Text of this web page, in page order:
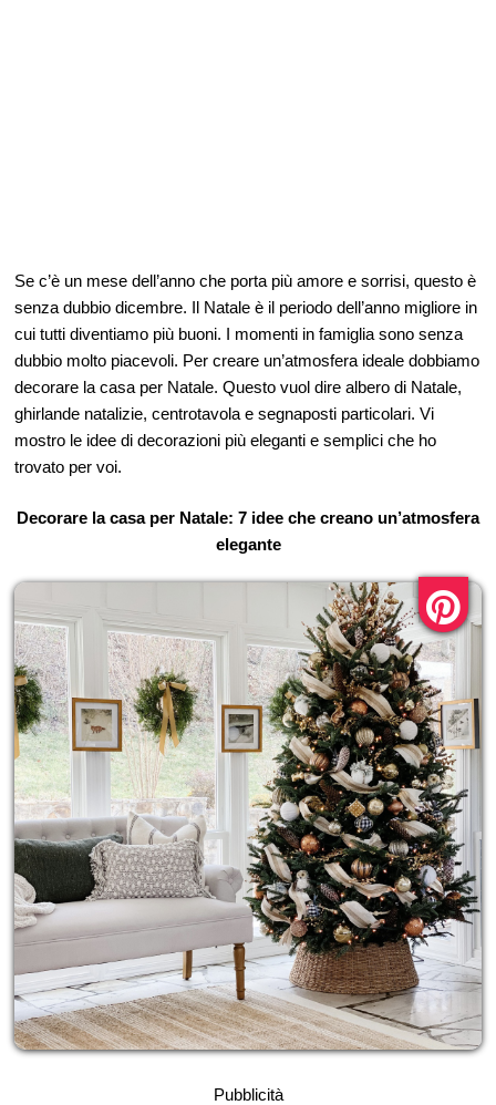
Se c’è un mese dell’anno che porta più amore e sorrisi, questo è
senza dubbio dicembre. Il Natale è il periodo dell’anno migliore in
cui tutti diventiamo più buoni. I momenti in famiglia sono senza
dubbio molto piacevoli. Per creare un’atmosfera ideale dobbiamo
decorare la casa per Natale. Questo vuol dire albero di Natale,
ghirlande natalizie, centrotavola e segnaposti particolari. Vi
mostro le idee di decorazioni più eleganti e semplici che ho
trovato per voi.
Decorare la casa per Natale: 7 idee che creano un’atmosfera
elegante
Pubblicità